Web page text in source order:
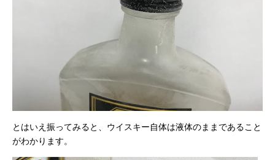
とはいえ振ってみると、ウイスキー自体は液体のままであること
がわかります。